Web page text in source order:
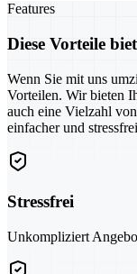
Features
Diese Vorteile
Wenn Sie mit uns
Vorteilen. Wir bieten
auch eine Vielzahl
einfacher und
Stressfrei
Unkompliziert